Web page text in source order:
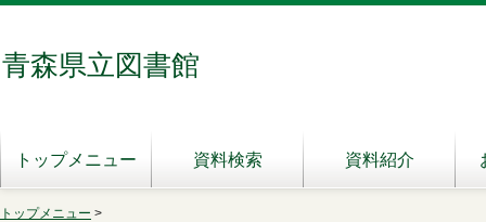
青森県立図書館
トップメニュー 資料検索 資料紹介
トップメニュー >